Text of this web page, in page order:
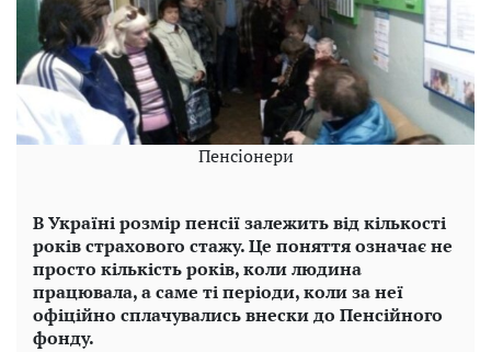
Пенсіонери
В Україні розмір пенсії залежить від кількості
років страхового стажу. Це поняття означає не
просто кількість років, коли людина
працювала, а саме ті періоди, коли за неї
офіційно сплачувались внески до Пенсійного
фонду.